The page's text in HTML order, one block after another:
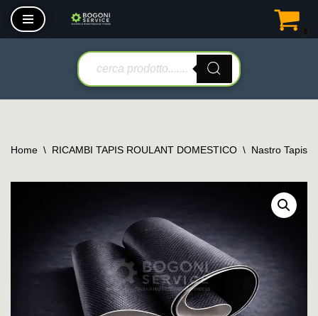
Vai
Home \ RICAMBI TAPIS ROULANT DOMESTICO \ Nastro Tapis